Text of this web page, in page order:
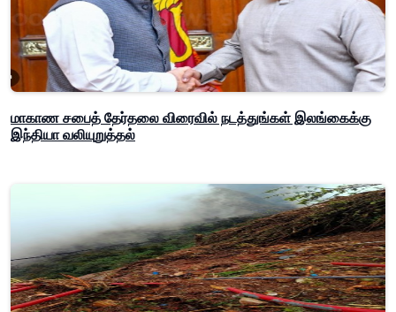
மாகாண சபைத் தேர்தலை விரைவில் நடத்துங்கள் இலங்கைக்கு
இந்தியா வலியுறுத்தல்